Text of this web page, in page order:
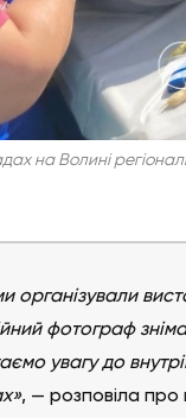
на Волині
організували
фотограф
увагу до
, — розповіла про